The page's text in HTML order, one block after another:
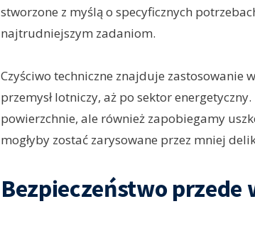
stworzone z myślą o specyficznych
najtrudniejszym zadaniom.
Czyściwo techniczne znajduje zastosowanie
przemysł lotniczy, aż po sektor
powierzchnie, ale również zapobiegamy
mogłyby zostać zarysowane przez mniej
Bezpieczeństwo przede